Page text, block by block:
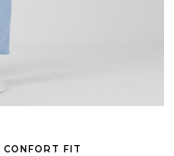
CONFORT FIT